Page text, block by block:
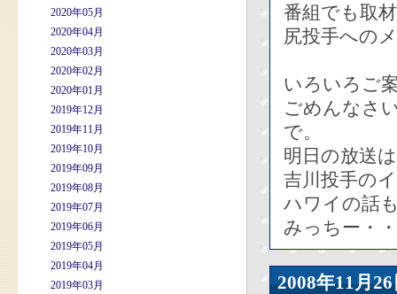
2020年05月
2020年04月
2020年03月
2020年02月
2020年01月
2019年12月
2019年11月
2019年10月
2019年09月
2019年08月
2019年07月
2019年06月
2019年05月
2019年04月
2019年03月
番組でも取
尻投手への
いろいろご
ごめんなさ
で。
明日の放送
吉川投手の
ハワイの話
みっちー・
2008年11